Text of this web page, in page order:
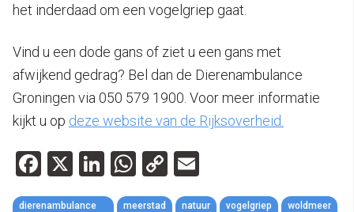
het inderdaad om een vogelgriep gaat.
Vind u een dode gans of ziet u een gans met
afwijkend gedrag? Bel dan de Dierenambulance
Groningen via 050 579 1900. Voor meer informatie
kijkt u op deze website van de Rijksoverheid.
Facebook
X LinkedIn
WhatsApp
Copy
Link
dierenambulance
meerstad natuur vogelgriep woldmeer